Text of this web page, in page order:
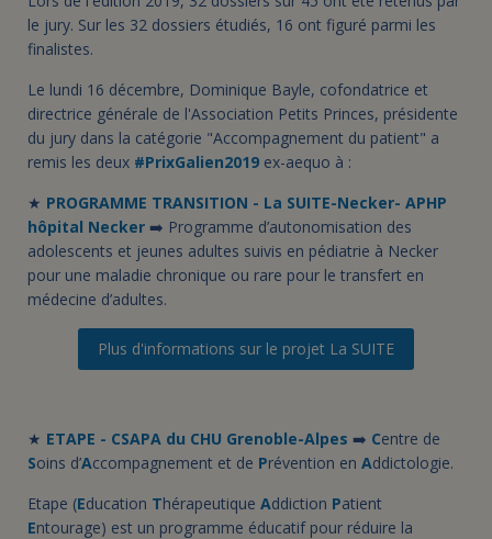
le jury. Sur les 32 dossiers étudiés, 16 ont figuré parmi les
finalistes.
Le lundi 16 décembre, Dominique Bayle, cofondatrice et
directrice générale de l'Association Petits Princes, présidente
du jury dans la catégorie "Accompagnement du patient" a
remis les deux #PrixGalien2019 ex-aequo à :
★ PROGRAMME TRANSITION - La SUITE-Necker- APHP
hôpital Necker ➡️ Programme d’autonomisation des
adolescents et jeunes adultes suivis en pédiatrie à Necker
pour une maladie chronique ou rare pour le transfert en
médecine d’adultes.
Plus d'informations sur le projet La SUITE
★ ETAPE - CSAPA du CHU Grenoble-Alpes ➡️ Centre de
Soins d’Accompagnement et de Prévention en Addictologie.
Etape (Education Thérapeutique Addiction Patient
Entourage) est un programme éducatif pour réduire la